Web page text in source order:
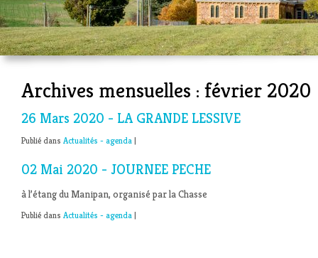
Archives mensuelles : février 2020
26 Mars 2020 - LA GRANDE LESSIVE
Publié dans Actualités - agenda |
02 Mai 2020 - JOURNEE PECHE
à l’étang du Manipan, organisé par la Chasse
Publié dans Actualités - agenda |